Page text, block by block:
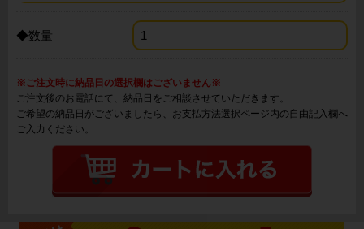
◆数量
※ご注文時に納品日の選択欄はございません※
ご注文後のお電話にて、納品日をご相談させていただきます。
ご希望の納品日がございましたら、お支払方法選択ページ内の自由記入欄へ
ご入力ください。